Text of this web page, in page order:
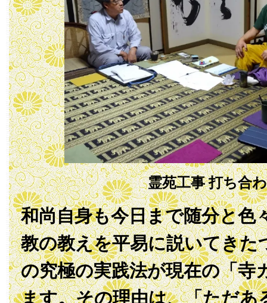
霊苑工事 打ち合
和尚自身も今日まで随分と色
教の教えを平易に説いてきた
の究極の実践法が現在の「寺
ます。その理由は、「ただあ